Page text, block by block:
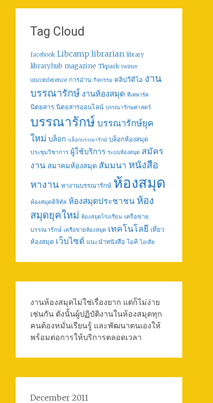
Tag Cloud
facebook Libcamp librarian library
libraryhub magazine Tkpark twitter
unconference การอ่าน กิจกรรม คลิปวีดีโอ งาน
บรรณารักษ์ งานห้องสมุด ทีเคพาร์ค
นิตยสาร นิตยสารออนไลน์ บรรณารักษศาสตร์
บรรณารักษ์ บรรณารักษ์ยุค
ใหม่ บล็อก บล็อกบรรณารักษ์ บล็อกห้องสมุด
ประชุมวิชาการ ผู้ใช้บริการ ระบบห้องสมุด สมัคร
งาน สมาคมห้องสมุด สัมมนา หนังสือ
หางาน หางานบรรณารักษ์ ห้องสมุด
ห้องสมุดดิจิทัล ห้องสมุดประชาชน ห้อง
สมุดยุคใหม่ ห้องสมุดโรงเรียน เครือข่าย
บรรณารักษ์ เครือข่ายห้องสมุด เทคโนโลยี เที่ยว
ห้องสมุด เว็บไซต์ แนะนำหนังสือ ไอที ไอเดีย
งานห้องสมุดไม่ใช่เรื่องยาก แต่ก็ไม่ง่าย
เช่นกัน ดังนั้นผู้ปฏิบัติงานในห้องสมุดทุก
คนต้องหมั่นเรียนรู้ และพัฒนาตนเองให้
พร้อมต่อการให้บริการตลอดเวลา
December 2011